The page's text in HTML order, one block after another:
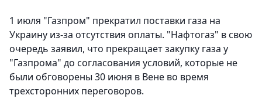
1 июля "Газпром" прекратил поставки газа на
Украину из-за отсутствия оплаты. "Нафтогаз" в свою
очередь заявил, что прекращает закупку газа у
"Газпрома" до согласования условий, которые не
были обговорены 30 июня в Вене во время
трехсторонних переговоров.